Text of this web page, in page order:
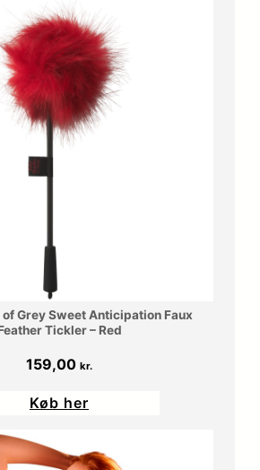
Grey Sweet Anticipation Faux
Tickler – Red
159,00 kr.
Køb her